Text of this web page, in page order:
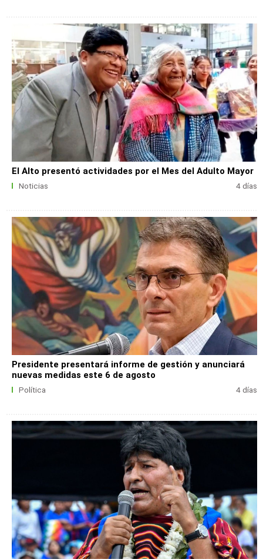
El Alto presentó actividades por el Mes del Adulto Mayor
Noticias 4 días
Presidente presentará informe de gestión y anunciará
nuevas medidas este 6 de agosto
Política 4 días